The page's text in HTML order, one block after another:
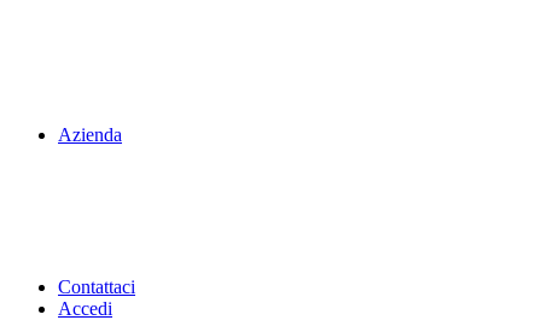
Azienda
Contattaci
Accedi